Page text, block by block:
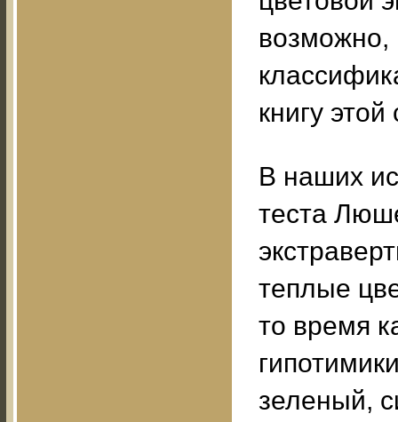
возможно,
книгу
В наших
теста
теплые
то время
зеленый,